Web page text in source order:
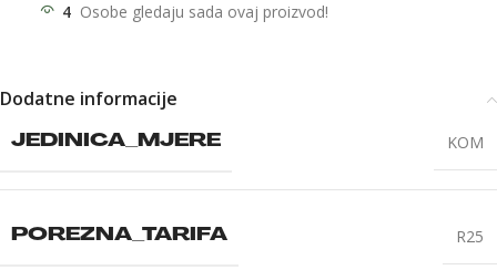
4 Osobe gledaju sada ovaj proizvod!
Dodatne informacije
JEDINICA_MJERE KOM
POREZNA_TARIFA R25